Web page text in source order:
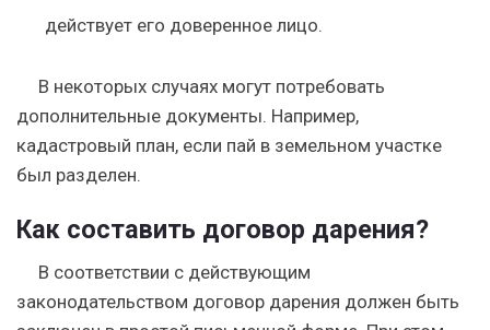
действует его доверенное лицо.
В некоторых случаях могут потребовать
дополнительные документы. Например,
кадастровый план, если пай в земельном участке
был разделен.
Как составить договор дарения?
В соответствии с действующим
законодательством договор дарения должен быть